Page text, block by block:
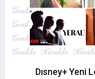
Dısney+ Yeni